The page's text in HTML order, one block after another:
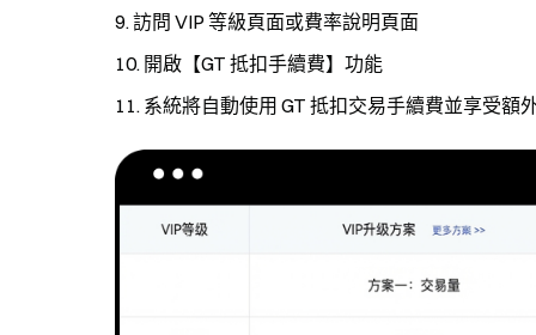
訪問 VIP 等級頁面或費率說明頁面
開啟【GT 抵扣手續費】功能
系統將自動使用 GT 抵扣交易手續費並享受額